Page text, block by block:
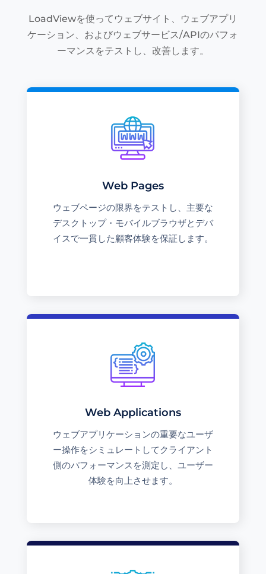
LoadViewを使ってウェブサイト、ウェブアプリ
ケーション、およびウェブサービス/APIのパフォ
ーマンスをテストし、改善します。
Web Pages
ウェブページの限界をテストし、主要な
デスクトップ・モバイルブラウザとデバ
イスで一貫した顧客体験を保証します。
Web Applications
ウェブアプリケーションの重要なユーザ
ー操作をシミュレートしてクライアント
側のパフォーマンスを測定し、ユーザー
体験を向上させます。